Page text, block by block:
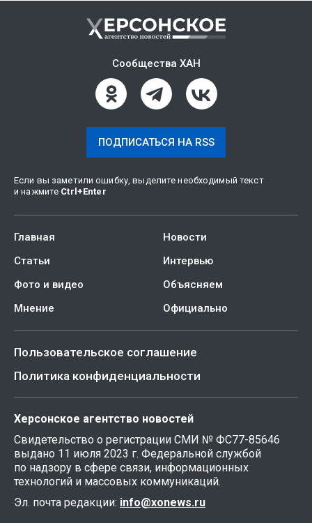
Сообщества ХАН
ПОДПИСАТЬСЯ НА RSS
Если вы заметили ошибку, выделите необходимый текст
и нажмите Ctrl +Enter
Главная
Новости
Статьи
Интервью
Фото и видео
Объясняем
Мнение
Официально
Пользовательское соглашение
Политика конфиденциальности
Херсонское агентство новостей
Свидетельство о регистрации СМИ № ФС77-85646
выдано 11 июля 2023 г. Федеральной службой
по надзору в сфере связи, информационных
технологий и массовых коммуникаций.
Эл. почта редакции: info@xonews.ru